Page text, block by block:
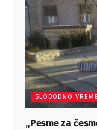
SLOBODNO VREME
„Pesme za